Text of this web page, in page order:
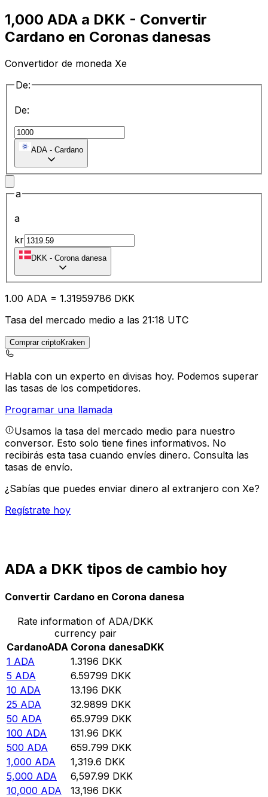
1,000 ADA a DKK - Convertir
Cardano en Coronas danesas
Convertidor de moneda Xe
De:
De:
ADA - Cardano
a
a
kr
DKK - Corona danesa
1.00 ADA = 1.31959786 DKK
Tasa del mercado medio a las 21:18 UTC
Comprar criptoKraken
Habla con un experto en divisas hoy. Podemos superar
las tasas de los competidores.
Programar una llamada
Usamos la tasa del mercado medio para nuestro
conversor. Esto solo tiene fines informativos. No
recibirás esta tasa cuando envíes dinero. Consulta las
tasas de envío.
¿Sabías que puedes enviar dinero al extranjero con Xe?
Regístrate hoy
ADA a DKK tipos de cambio hoy
Convertir Cardano en Corona danesa
Rate information of ADA/DKK
currency pair
CardanoADA Corona danesaDKK
1 ADA 1.3196 DKK
5 ADA 6.59799 DKK
10 ADA 13.196 DKK
25 ADA 32.9899 DKK
50 ADA 65.9799 DKK
100 ADA 131.96 DKK
500 ADA 659.799 DKK
1,000 ADA 1,319.6 DKK
5,000 ADA 6,597.99 DKK
10,000 ADA 13,196 DKK